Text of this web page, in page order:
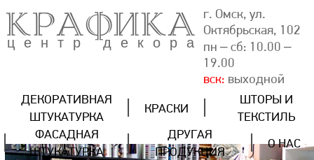
КРАФИКА
центр декора
г. Омск, ул.
Октябрьская, 102
пн – сб: 10.00 –
19.00
вск: выходной
ДЕКОРАТИВНАЯ
ШТУКАТУРКА
КРАСКИ
ШТОРЫ И
ТЕКСТИЛЬ
ФАСАДНАЯ
ШТУКАТУРКА
ДРУГАЯ
ПРОДУКЦИЯ
О НАС